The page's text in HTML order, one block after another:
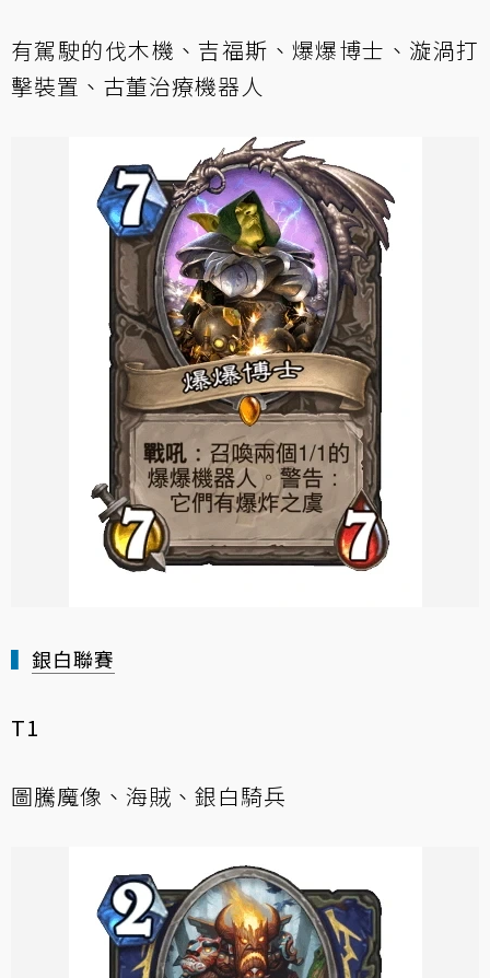
有駕駛的伐木機、吉福斯、爆爆博士、漩渦打
擊裝置、古董治療機器人
▍ 銀白聯賽
T1
圖騰魔像、海賊、銀白騎兵